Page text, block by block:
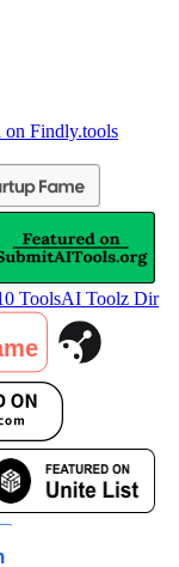
ToolsAI Toolz Dir